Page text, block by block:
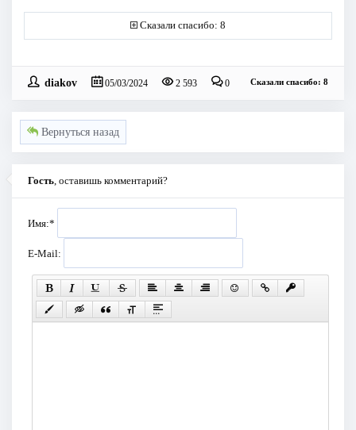
Сказали спасибо: 8
diakov 05/03/2024 2 593 0 Сказали спасибо: 8
Вернуться назад
Гость , оставишь комментарий?
Имя:*
E-Mail: